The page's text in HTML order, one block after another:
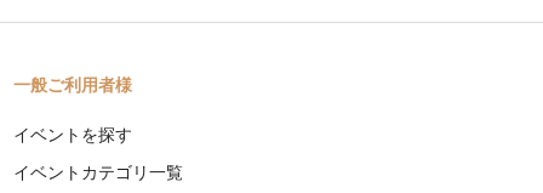
一般ご利用者様
イベントを探す
イベントカテゴリ一覧